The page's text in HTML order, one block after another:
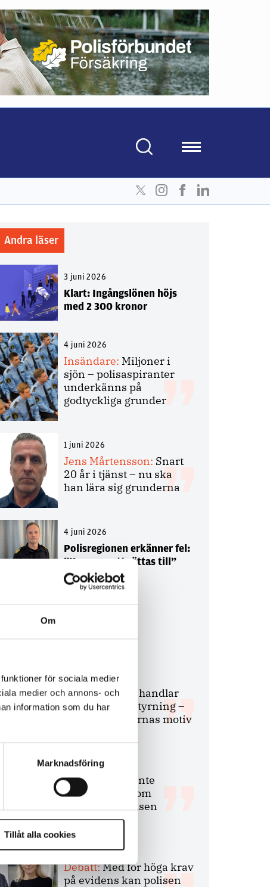
Om
för sociala medier
medier och annons- och
information som du har
Marknadsföring
Tillåt alla cookies
Andra läser
3 juni 2026
Klart: Ingångslönen höjs
med 2 300 kronor
4 juni 2026
Insändare: Miljoner i
sjön – polisaspiranter
underkänns på
godtyckliga grunder
1 juni 2026
Jens Mårtensson: Snart
20 år i tjänst – nu ska
han lära sig grunderna
4 juni 2026
Polisregionen erkänner fel:
”Kommer att rättas till”
Debatt
9 juli 2026
Slutreplik:Det handlar
om kunskapsstyrning –
inte om forskarnas motiv
8 juli 2026
Replik:
Det är inte
evidenskrav som
bakbinder polisen
7 juli 2026
Debatt:Med för höga krav
på evidens kan polisen